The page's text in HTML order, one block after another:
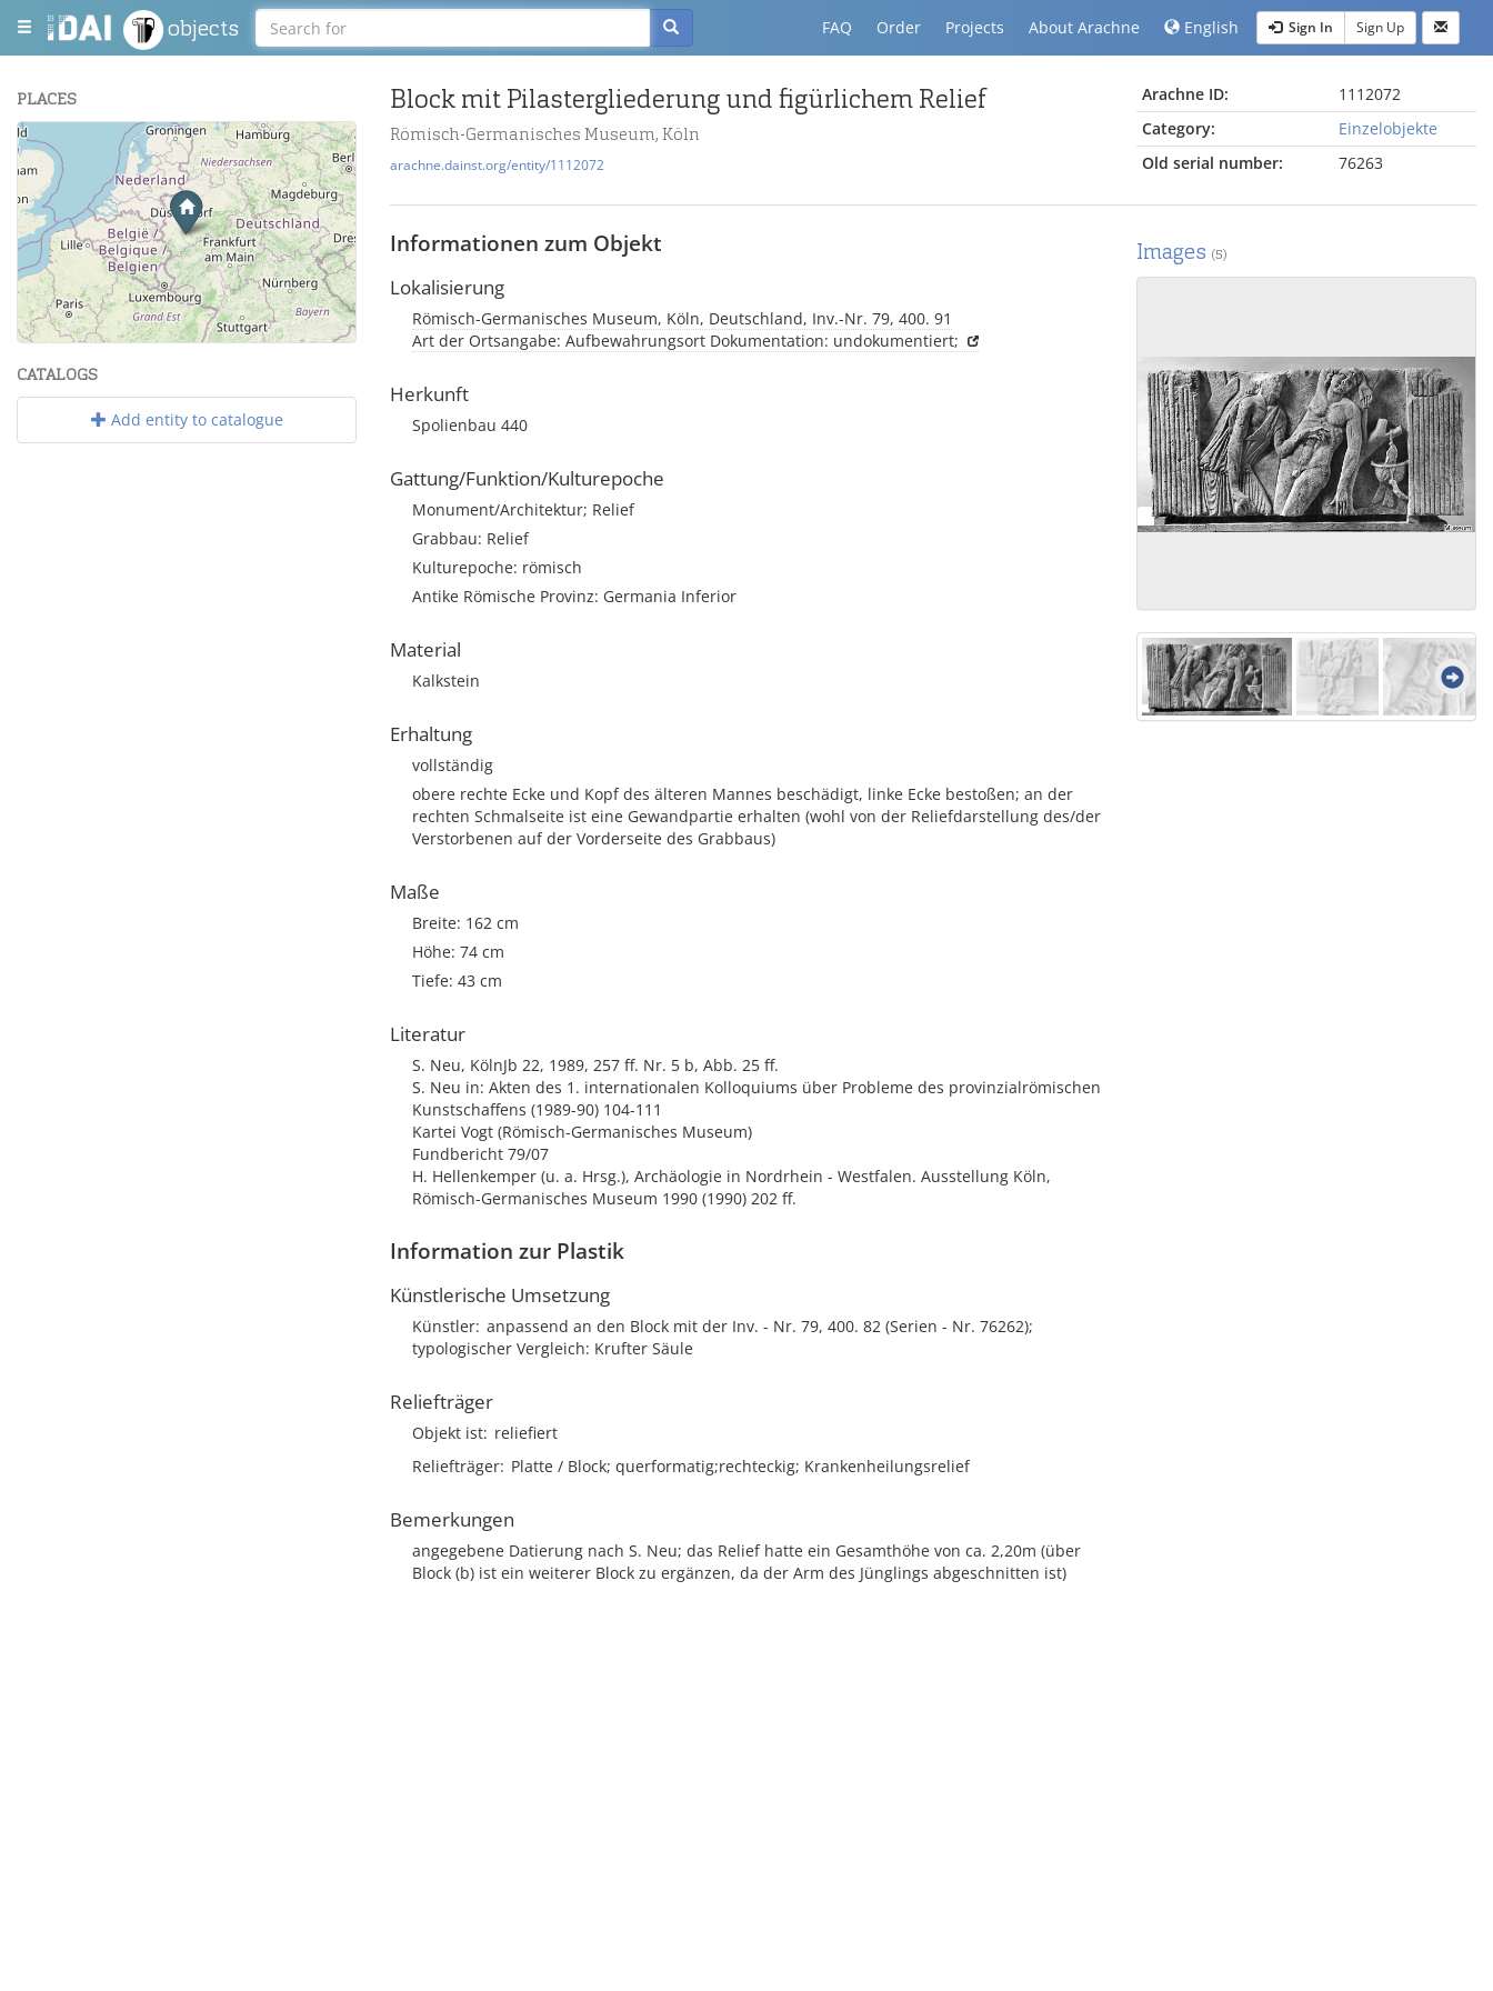
objects FAQ Order Projects About Arachne English Sign In Sign Up
PLACES
+
−
Leaflet| Maps and Data ©OpenStreetMap.
CATALOGS
Add entity to catalogue
Block mit Pilastergliederung und figürlichem Relief
Römisch-Germanisches Museum, Köln
arachne.dainst.org/entity/1112072
Arachne ID:
1112072
Category:
Einzelobjekte
Old serial number:
76263
Informationen zum Objekt
Lokalisierung
Römisch-Germanisches Museum, Köln, Deutschland, Inv.-Nr. 79, 400. 91
Art der Ortsangabe: Aufbewahrungsort Dokumentation: undokumentiert;
Herkunft
Spolienbau 440
Gattung/Funktion/Kulturepoche
Monument/Architektur; Relief
Grabbau: Relief
Kulturepoche: römisch
Antike Römische Provinz: Germania Inferior
Material
Kalkstein
Erhaltung
vollständig
obere rechte Ecke und Kopf des älteren Mannes beschädigt, linke Ecke bestoßen; an der
rechten Schmalseite ist eine Gewandpartie erhalten (wohl von der Reliefdarstellung des/der
Verstorbenen auf der Vorderseite des Grabbaus)
Maße
Breite: 162 cm
Höhe: 74 cm
Tiefe: 43 cm
Literatur
S. Neu, KölnJb 22, 1989, 257 ff. Nr. 5 b, Abb. 25 ff.
S. Neu in: Akten des 1. internationalen Kolloquiums über Probleme des provinzialrömischen
Kunstschaffens (1989-90) 104-111
Kartei Vogt (Römisch-Germanisches Museum)
Fundbericht 79/07
H. Hellenkemper (u. a. Hrsg.), Archäologie in Nordrhein - Westfalen. Ausstellung Köln,
Römisch-Germanisches Museum 1990 (1990) 202 ff.
Information zur Plastik
Künstlerische Umsetzung
Künstler anpassend an den Block mit der Inv. - Nr. 79, 400. 82 (Serien - Nr. 76262);
typologischer Vergleich: Krufter Säule
Reliefträger
Objekt ist reliefiert
Reliefträger Platte / Block; querformatig;rechteckig; Krankenheilungsrelief
Bemerkungen
angegebene Datierung nach S. Neu; das Relief hatte ein Gesamthöhe von ca. 2,20m (über
Block (b) ist ein weiterer Block zu ergänzen, da der Arm des Jünglings abgeschnitten ist)
Images (5)